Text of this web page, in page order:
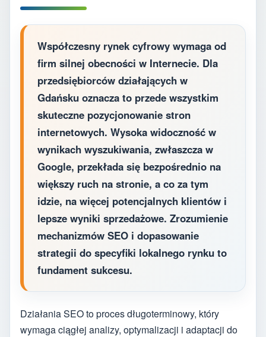
Współczesny rynek cyfrowy wymaga od
firm silnej obecności w Internecie. Dla
przedsiębiorców działających w
Gdańsku oznacza to przede wszystkim
skuteczne pozycjonowanie stron
internetowych. Wysoka widoczność w
wynikach wyszukiwania, zwłaszcza w
Google, przekłada się bezpośrednio na
większy ruch na stronie, a co za tym
idzie, na więcej potencjalnych klientów i
lepsze wyniki sprzedażowe. Zrozumienie
mechanizmów SEO i dopasowanie
strategii do specyfiki lokalnego rynku to
fundament sukcesu.
Działania SEO to proces długoterminowy, który
wymaga ciągłej analizy, optymalizacji i adaptacji do